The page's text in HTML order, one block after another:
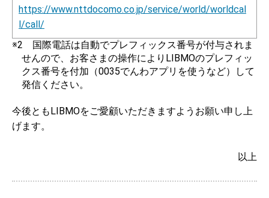
https://www.nttdocomo.co.jp/service/world/worldcal
l/call/
※2 国際電話は自動でプレフィックス番号が付与されま
せんので、お客さまの操作によりLIBMOのプレフィッ
クス番号を付加（0035でんわアプリを使うなど）して
発信ください。
今後ともLIBMOをご愛顧いただきますようお願い申し上
げます。
以上